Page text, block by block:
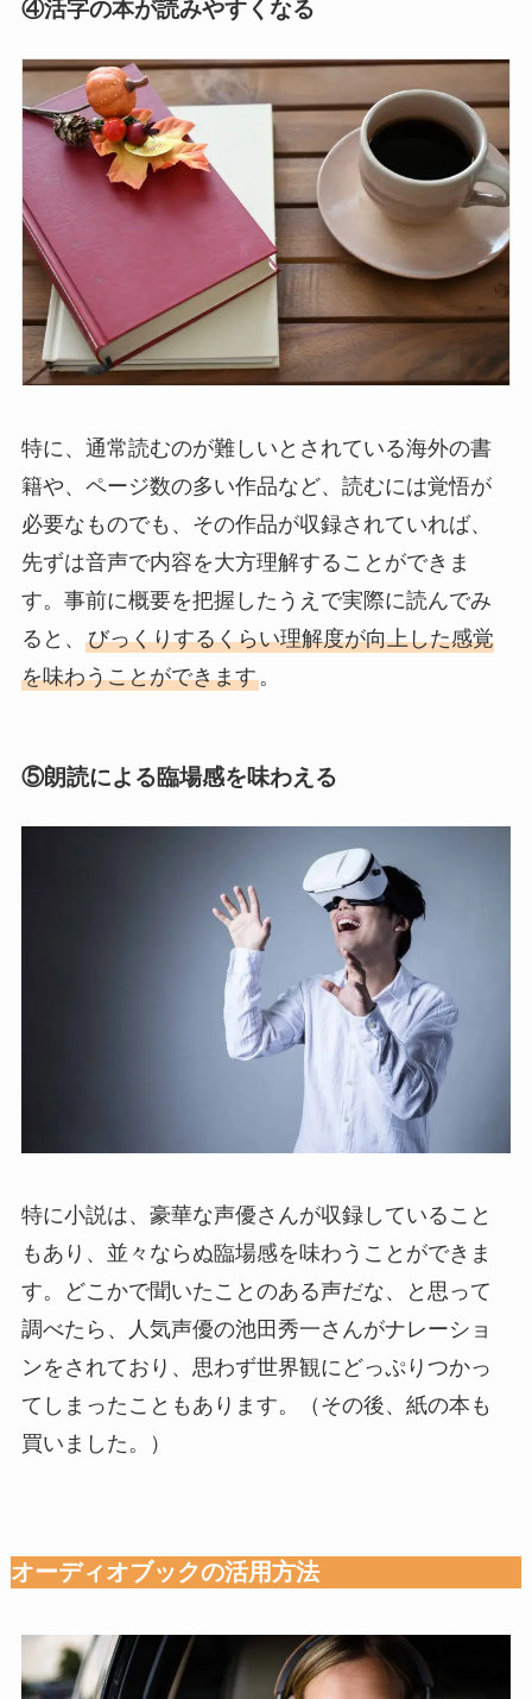
④活字の本が読みやすくなる
特に、通常読むのが難しいとされている海外の書
籍や、ページ数の多い作品など、読むには覚悟が
必要なものでも、その作品が収録されていれば、
先ずは音声で内容を大方理解することができま
す。事前に概要を把握したうえで実際に読んでみ
ると、 びっくりするくらい理解度が向上した感覚
を味わうことができます。
⑤朗読による臨場感を味わえる
特に小説は、豪華な声優さんが収録していること
もあり、並々ならぬ臨場感を味わうことができま
す。どこかで聞いたことのある声だな、と思って
調べたら、人気声優の池田秀一さんがナレーショ
ンをされており、思わず世界観にどっぷりつかっ
てしまったこともあります。（その後、紙の本も
買いました。）
オーディオブックの活用方法